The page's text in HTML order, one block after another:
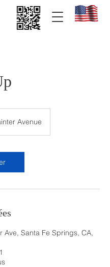
Avenue
Ave, Santa Fe Springs, CA,